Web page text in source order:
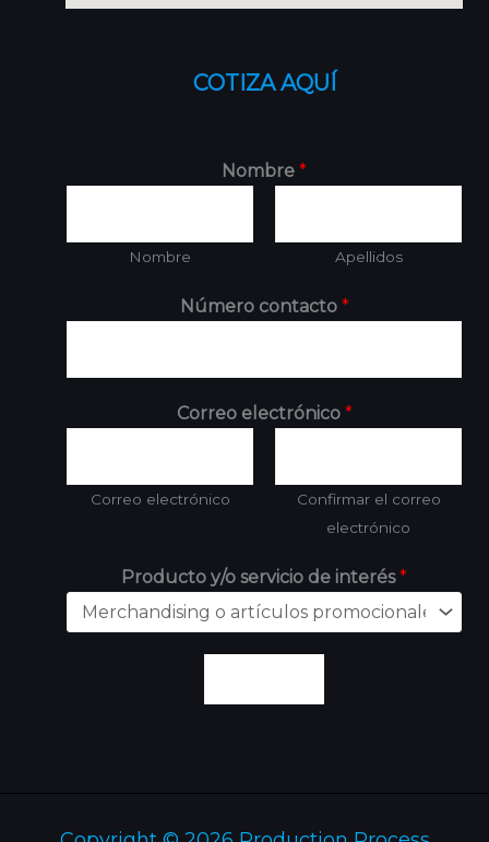
COTIZA AQUÍ
Nombre *
Nombre Apellidos
Número contacto *
Correo electrónico *
Correo electrónico
Confirmar el correo
electrónico
Producto y/o servicio de interés*